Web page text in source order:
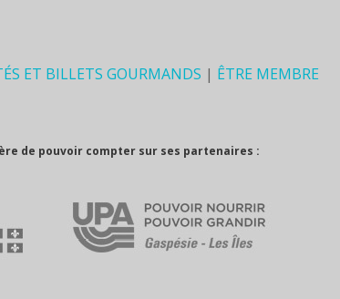
ET BILLETS GOURMANDS | ÊTRE MEMBRE
de pouvoir compter sur ses partenaires :